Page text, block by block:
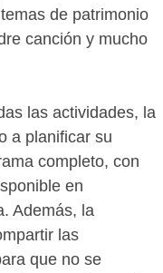
de patrimonio
canción y mucho
las actividades, la
a planificar su
completo, con
en
Además, la
las
que no se